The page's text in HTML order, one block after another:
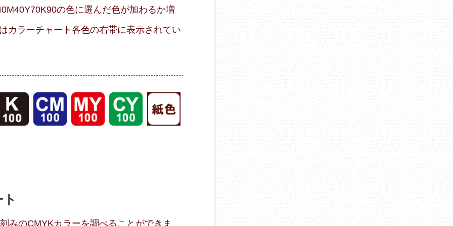
の色に選んだ色が加わるか増
カラーチャート各色の右帯に表示されてい
みのCMYKカラーを調べることができま